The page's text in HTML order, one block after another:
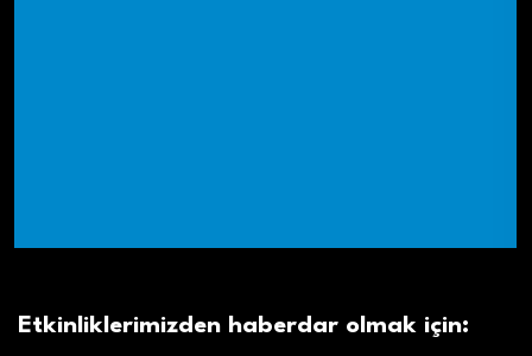
Etkinliklerimizden haberdar olmak için: